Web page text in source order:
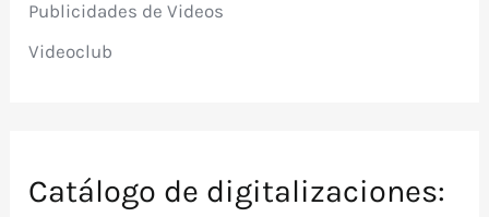
Publicidades de Videos
Videoclub
Catálogo de digitalizaciones: